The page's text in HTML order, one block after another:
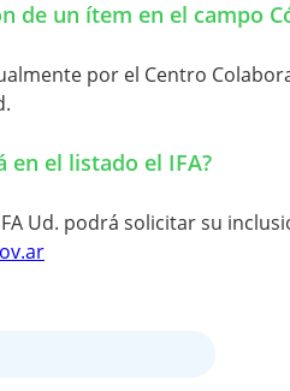
de un ítem en el campo
por el Centro
en el listado el IFA?
Ud. podrá solicitar su